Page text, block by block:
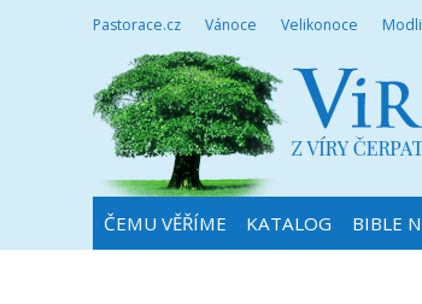
Pastorace.cz Vánoce Velikonoce
ČEMU VĚŘÍME KATALOG BIBLE